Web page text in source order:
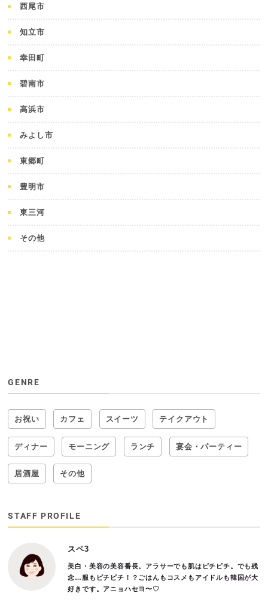
西尾市
知立市
幸田町
碧南市
高浜市
みよし市
東郷町
豊明市
東三河
その他
GENRE
お祝い カフェ スイーツ テイクアウト
ディナー モーニング ランチ 宴会・パーティー
居酒屋 その他
STAFF PROFILE
スペ3
美白・美容の美容番長。アラサーでも肌はピチピチ。でも残
念…服もピチピチ！？ごはんもコスメもアイドルも韓国が大
好きです。アニョハセヨ〜♡